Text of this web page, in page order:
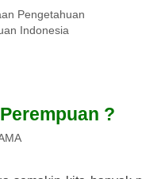
Pengetahuan
Indonesia
?